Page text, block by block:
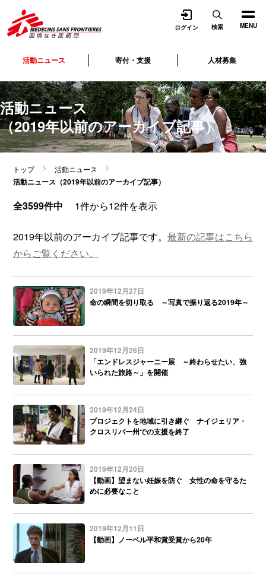
MENU
活動ニュース 寄付・支援 人材募集
ログイン 検索
トップ 活動ニュース
活動ニュース（2019年以前のアーカイブ記事）
活動ニュース
（2019年以前のアーカイブ記事）
全3599件中 1件から12件を表示
2019年以前のアーカイブ記事です。 最新の記事はこちら
からご覧ください。
2019年12月27日
命の瞬間を切り取る ～写真で振り返る2019年～
2019年12月26日
「エンドレスジャーニー展 ～終わらせたい、強
いられた旅路～」を開催
2019年12月24日
プロジェクトを地域に引き継ぐ ナイジェリア・
クロスリバー州での支援を終了
2019年12月20日
【動画】望まない妊娠を防ぐ 女性の命を守るた
めに必要なこと
2019年12月11日
【動画】ノーベル平和賞受賞から20年